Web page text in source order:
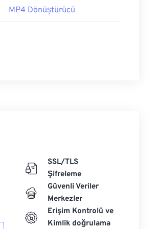
MP4 Dönüştürücü
SSL/TLS
Şifreleme
Güvenli Veriler
Merkezler
Erişim Kontrolü ve
Kimlik doğrulama